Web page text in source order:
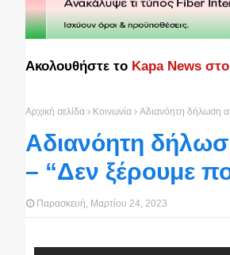
Ακολουθήστε το Kapa News
Αρχική σελίδα Κοινωνία Αδιανόητη δήλωση
Αδιανόητη
– “Δεν ξέρουμε
Παρασκευή, Μαρτίου 24, 2023